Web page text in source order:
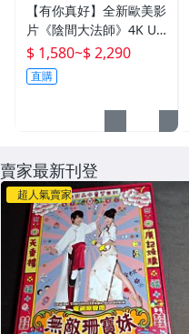
【有你真好】全新歐美影
片《陰間大法師》4K UH
D+BD (雙碟典藏鐵盒) 提
姆波頓 麥可基頓 吉娜戴
維斯 亞歷鮑德溫
$ 1,580~$ 2,290
直購
賣家最新刊登
超人氣賣家